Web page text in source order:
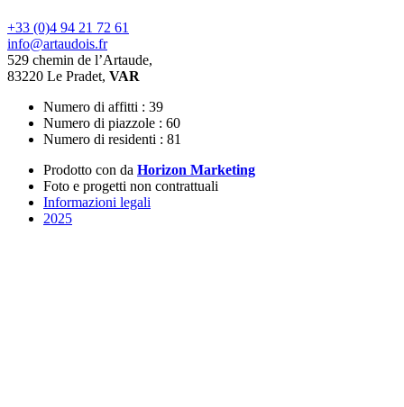
+33 (0)4 94 21 72 61
info@artaudois.fr
529 chemin de l’Artaude,
83220 Le Pradet, VAR
Numero di affitti : 39
Numero di piazzole : 60
Numero di residenti : 81
Prodotto con da Horizon Marketing
Foto e progetti non contrattuali
Informazioni legali
2025